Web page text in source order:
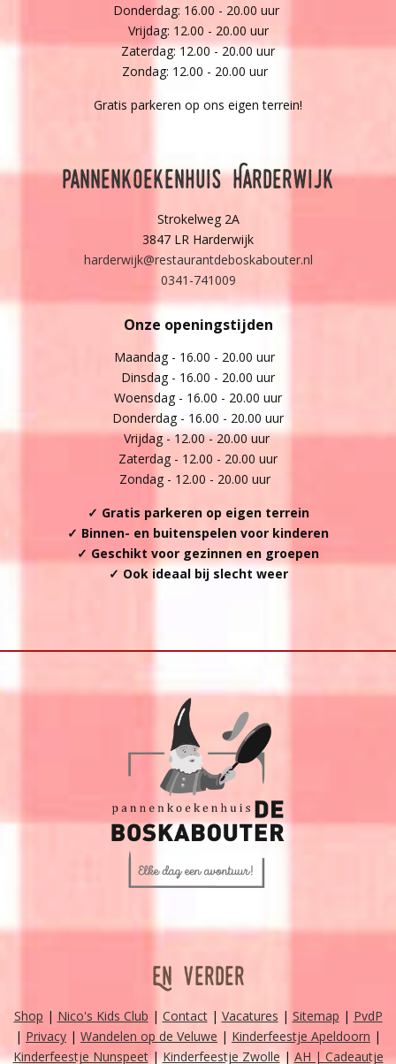
Donderdag: 16.00 - 20.00 uur
Vrijdag: 12.00 - 20.00 uur
Zaterdag: 12.00 - 20.00 uur
Zondag: 12.00 - 20.00 uur
Gratis parkeren op ons eigen terrein!
Pannenkoekenhuis Harderwijk
Strokelweg 2A
3847 LR Harderwijk
harderwijk@restaurantdeboskabouter.nl
0341-741009
Onze openingstijden
Maandag - 16.00 - 20.00 uur
Dinsdag - 16.00 - 20.00 uur
Woensdag - 16.00 - 20.00 uur
Donderdag - 16.00 - 20.00 uur
Vrijdag - 12.00 - 20.00 uur
Zaterdag - 12.00 - 20.00 uur
Zondag - 12.00 - 20.00 uur
✓ Gratis parkeren op eigen terrein
✓ Binnen- en buitenspelen voor kinderen
✓ Geschikt voor gezinnen en groepen
✓ Ook ideaal bij slecht weer
En verder
Shop | Nico's Kids Club | Contact| Vacatures | Sitemap | PvdP
| Privacy | Wandelen op de Veluwe | Kinderfeestje Apeldoorn |
Kinderfeestje Nunspeet|Kinderfeestje Zwolle| AH | Cadeautje